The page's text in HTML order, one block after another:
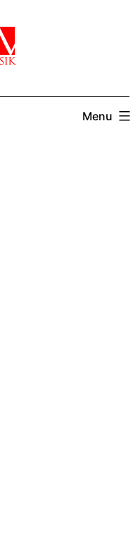
Menu